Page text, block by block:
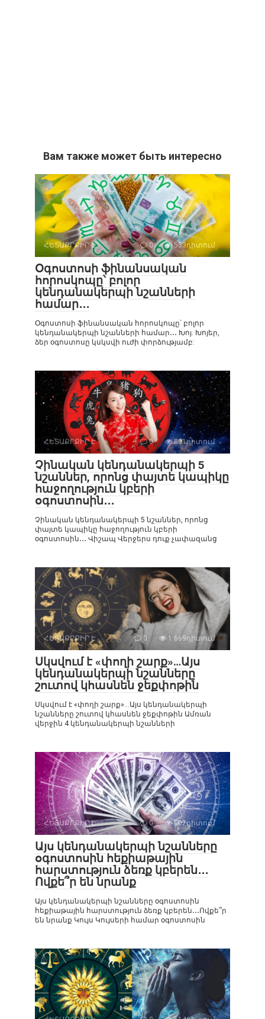
Вам также может быть интересно
ՀԵՏԱՔՐՔԻՐ Է 0 553դիտում
Օգոստոսի ֆինանսական
հորոսկոպը՝ բոլոր
կենդանակերպի նշանների
համար․․․
Օգոստոսի ֆինանսական հորոսկոպը՝ բոլոր
կենդանակերպի նշանների համար․․․ Խոյ. Խոյեր,
ձեր օգոստոսը կսկսվի ուժի փորձությամբ:
ՀԵՏԱՔՐՔԻՐ Է 0 801դիտում
Չինական կենդանակերպի 5
նշաններ, որոնց փայտե կապիկը
հաջողություն կբերի
օգոստոսին․․․
Չինական կենդանակերպի 5 նշաններ, որոնց
փայտե կապիկը հաջողություն կբերի
օգոստոսին․․․ Վիշապ Վերջերս դուք չափազանց
ՀԵՏԱՔՐՔԻՐ Է 0 1 669դիտում
Սկսվում է «փողի շարք»…Այս
կենդանակերպի նշանները
շուտով կհասնեն ջեքփոթին
Սկսվում է «փողի շարք»…Այս կենդանակերպի
նշանները շուտով կհասնեն ջեքփոթին Ամռան
վերջին 4 կենդանակերպի նշանների
ՀԵՏԱՔՐՔԻՐ Է 0 807դիտում
Այս կենդանակերպի նշանները
օգոստոսին հեքիաթային
հարստություն ձեռք կբերեն․․․
Ովքե՞ր են նրանք
Այս կենդանակերպի նշանները օգոստոսին
հեքիաթային հարստություն ձեռք կբերեն․․․Ովքե՞ր
են նրանք Կույս Կույսերի համար օգոստոսին